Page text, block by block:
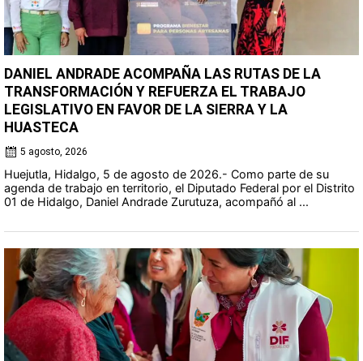
DANIEL ANDRADE ACOMPAÑA LAS RUTAS DE LA
TRANSFORMACIÓN Y REFUERZA EL TRABAJO
LEGISLATIVO EN FAVOR DE LA SIERRA Y LA
HUASTECA
5 agosto, 2026
Huejutla, Hidalgo, 5 de agosto de 2026.- Como parte de su
agenda de trabajo en territorio, el Diputado Federal por el Distrito
01 de Hidalgo, Daniel Andrade Zurutuza, acompañó al ...